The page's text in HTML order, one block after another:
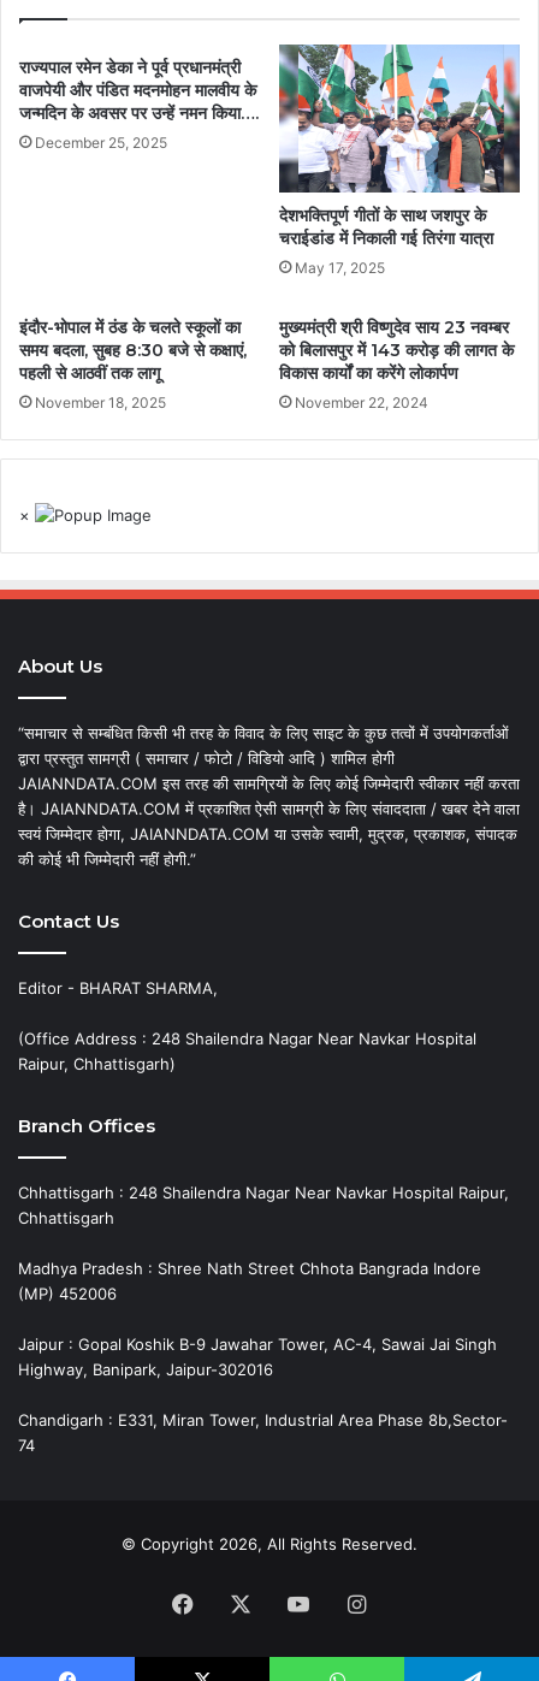
राज्यपाल रमेन डेका ने पूर्व प्रधानमंत्री
वाजपेयी और पंडित मदनमोहन मालवीय के
जन्मदिन के अवसर पर उन्हें नमन किया….
December 25, 2025
देशभक्तिपूर्ण गीतों के साथ जशपुर के
चराईडांड में निकाली गई तिरंगा यात्रा
May 17, 2025
इंदौर-भोपाल में ठंड के चलते स्कूलों का
समय बदला, सुबह 8:30 बजे से कक्षाएं,
पहली से आठवीं तक लागू
November 18, 2025
मुख्यमंत्री श्री विष्णुदेव साय 23 नवम्बर
को बिलासपुर में 143 करोड़ की लागत के
विकास कार्यों का करेंगे लोकार्पण
November 22, 2024
×
About Us
“समाचार से सम्बंधित किसी भी तरह के विवाद के लिए साइट के कुछ तत्वों में उपयोगकर्ताओं
द्वारा प्रस्तुत सामग्री ( समाचार / फोटो / विडियो आदि ) शामिल होगी
JAIANNDATA.COM इस तरह की सामग्रियों के लिए कोई जिम्मेदारी स्वीकार नहीं करता
है। JAIANNDATA.COM में प्रकाशित ऐसी सामग्री के लिए संवाददाता / खबर देने वाला
स्वयं जिम्मेदार होगा, JAIANNDATA.COM या उसके स्वामी, मुद्रक, प्रकाशक, संपादक
की कोई भी जिम्मेदारी नहीं होगी.”
Contact Us
Editor - BHARAT SHARMA,
(Office Address : 248 Shailendra Nagar Near Navkar Hospital
Raipur, Chhattisgarh)
Branch Offices
Chhattisgarh : 248 Shailendra Nagar Near Navkar Hospital Raipur,
Chhattisgarh
Madhya Pradesh : Shree Nath Street Chhota Bangrada Indore
(MP) 452006
Jaipur : Gopal Koshik B-9 Jawahar Tower, AC-4, Sawai Jai Singh
Highway, Banipark, Jaipur-302016
Chandigarh : E331, Miran Tower, Industrial Area Phase 8b,Sector-
74
© Copyright 2026, All Rights Reserved.
Facebook YouTubeInstagram